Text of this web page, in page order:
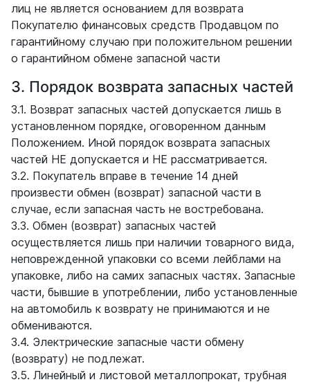
лиц не является основанием для возврата
Покупателю финансовых средств Продавцом по
гарантийному случаю при положительном решении
о гарантийном обмене запасной части
3. Порядок возврата запасных частей
3.1. Возврат запасных частей допускается лишь в
установленном порядке, оговоренном данным
Положением. Иной порядок возврата запасных
частей НЕ допускается и НЕ рассматривается.
3.2. Покупатель вправе в течение 14 дней
произвести обмен (возврат) запасной части в
случае, если запасная часть не востребована.
3.3. Обмен (возврат) запасных частей
осуществляется лишь при наличии товарного вида,
неповрежденной упаковки со всеми лейблами на
упаковке, либо на самих запасных частях. Запасные
части, бывшие в употреблении, либо установленные
на автомобиль к возврату не принимаются и не
обмениваются.
3.4. Электрические запасные части обмену
(возврату) не подлежат.
3.5. Линейный и листовой металлопрокат, трубная